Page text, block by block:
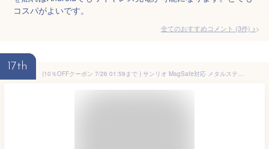
コスパがよいです。
全てのおすすめコメント (3件) >
17th
(10％OFFクーポン 7/26 01:59まで ) サンリオ MagSafe対応 メタルステッカー メタルリング MagSafeリング シール マグセーフ 拡張 キティ マイメロ クロミ シナモン iPhone15 iPhone14 iPhone13 iPhone12リングシール キャラクター